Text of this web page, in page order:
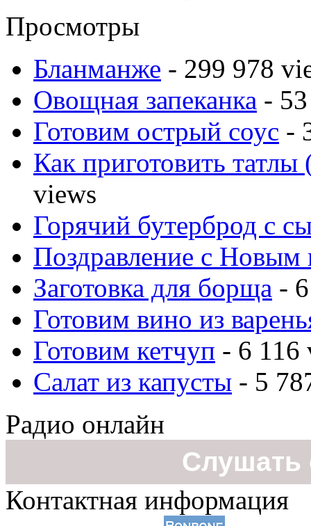
Просмотры
Бланманже - 299 978
Овощная запеканка -
Готовим острый соус -
Как приготовить татлы
views
Горячий бутерброд с
Поздравление с Новым
Заготовка для борща -
Готовим вино из
Готовим кетчуп - 6 116
Салат из капусты - 5
Радио онлайн
Слушать
Контактная информация